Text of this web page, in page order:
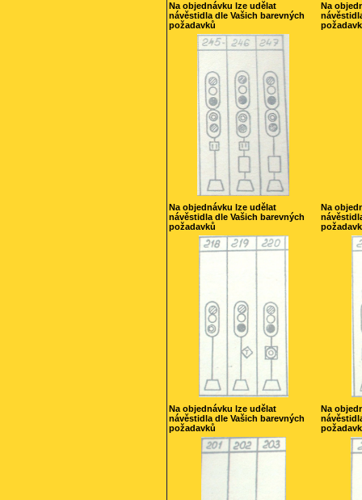
Na objednávku lze udělat
návěstidla dle Vašich barevných
požadavků
Na
Na objednávku lze udělat
návěstidla dle Vašich barevných
požadavků
Na
Na objednávku lze udělat
návěstidla dle Vašich barevných
požadavků
Na